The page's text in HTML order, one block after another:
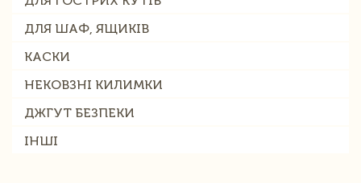
ДЛЯ ШАФ, ЯЩИКІВ
КАСКИ
НЕКОВЗНІ КИЛИМКИ
ДЖГУТ БЕЗПЕКИ
ІНШІ